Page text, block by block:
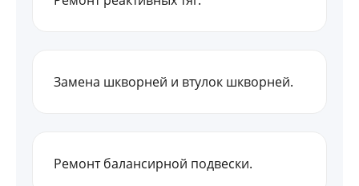
Замена шкворней и втулок шкворней.
Ремонт балансирной подвески.